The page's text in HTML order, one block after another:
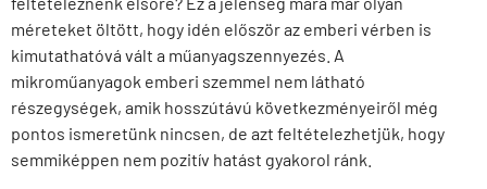
méreteket öltött, hogy idén először az emberi vérben is
kimutathatóvá vált a műanyagszennyezés. A
mikroműanyagok emberi szemmel nem látható
részegységek, amik hosszútávú következményeiről még
pontos ismeretünk nincsen, de azt feltételezhetjük, hogy
semmiképpen nem pozitív hatást gyakorol ránk.